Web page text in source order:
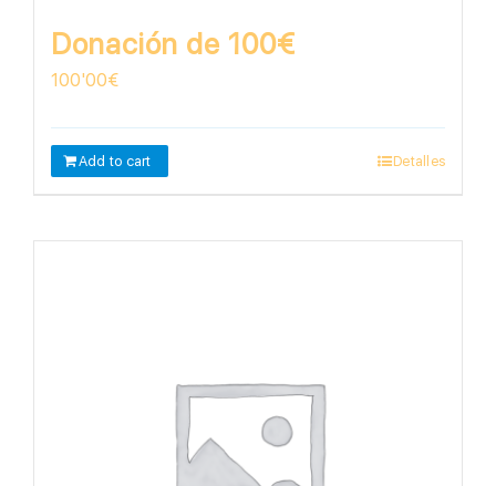
Donación de 100€
100'00€
Add to cart Detalles